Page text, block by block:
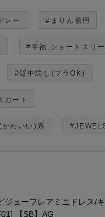
レー #まりん着用
#半袖,ショートスリ
#背中隠し(ブラOK)
カート
わいい)系